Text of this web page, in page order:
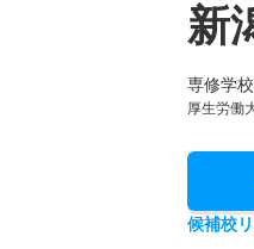
新
専修学
厚生労働
候補校